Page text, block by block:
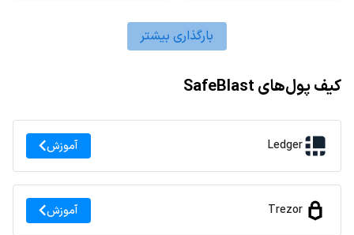
بارگذاری بیشتر
کیف پول‌های SafeBlast
Ledger آموزش
Trezor آموزش